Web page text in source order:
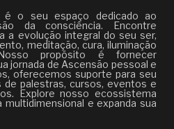
é o seu espaço dedicado ao
da consciência. Encontre
a evolução integral do seu ser,
meditação, cura, iluminação
propósito é fornecer
jornada de Ascensão pessoal e
oferecemos suporte para seu
palestras, cursos, eventos e
Explore nosso ecossistema
e expanda sua